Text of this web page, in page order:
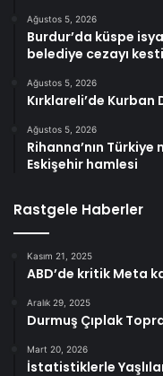
Ağustos 5, 2026
Burdur’da küspe
belediye cezayı kesti
Ağustos 5, 2026
Kırklareli’de
Ağustos 5, 2026
Rihanna’nın
Eskişehir hamlesi
Rastgele Haberler
Kasım 21, 2025
ABD’de kritik Meta
Aralık 29, 2025
Durmuş Çıplak
Mart 20, 2026
İstatistiklerle